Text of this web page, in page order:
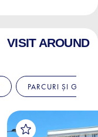
VISIT AROUND
PARCURI ȘI